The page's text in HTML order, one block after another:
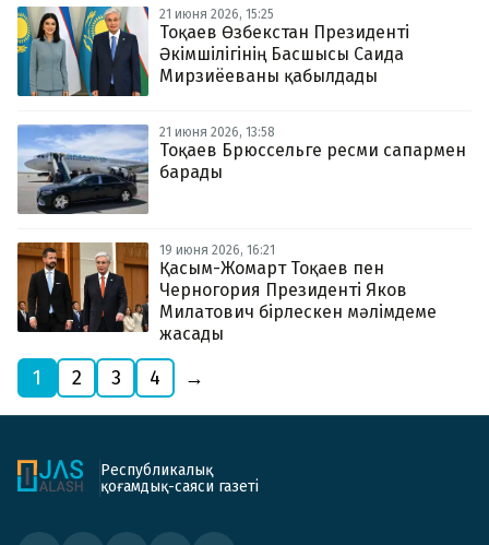
21 июня 2026, 15:25
Тоқаев Өзбекстан Президенті
Әкімшілігінің Басшысы Саида
Мирзиёеваны қабылдады
21 июня 2026, 13:58
Тоқаев Брюссельге ресми сапармен
барады
19 июня 2026, 16:21
Қасым-Жомарт Тоқаев пен
Черногория Президенті Яков
Милатович бірлескен мәлімдеме
жасады
1 2 3 4 →
Республикалық
қоғамдық-саяси газеті